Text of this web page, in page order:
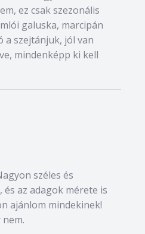
ez csak szezonális
galuska, marcipán
a szejtánjuk, jól van
mindenképp ki kell
széles és
az adagok mérete is
ajánlom mindekinek!